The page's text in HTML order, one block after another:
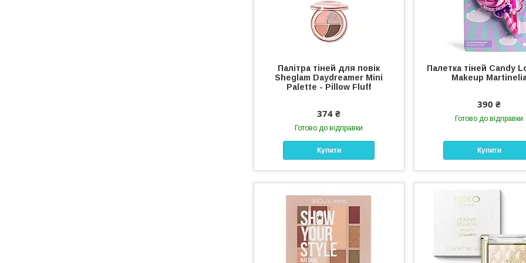
Палітра тіней для повік
Sheglam Daydreamer Mini
Palette - Pillow Fluff
374 ₴
Готово до відправки
Купити
Палетка тіней Candy
Makeup
390 ₴
Готово до відправки
Купити